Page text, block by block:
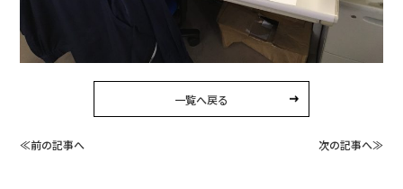
一覧へ戻る
≪前の記事へ 次の記事へ≫